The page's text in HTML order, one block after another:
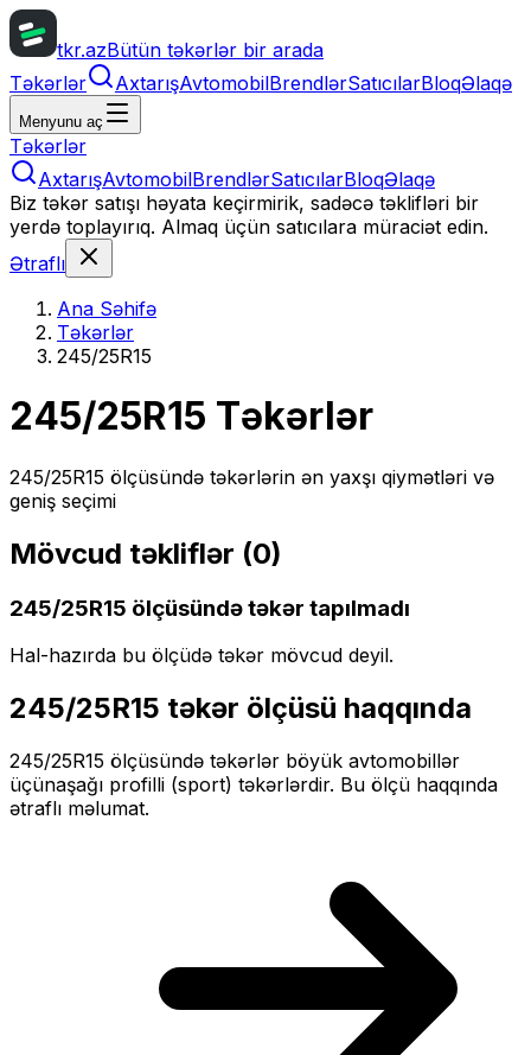
tkr.azBütün təkərlər bir arada
Təkərlər
AxtarışAvtomobilBrendlərSatıcılarBloqƏlaqə
Menyunu aç
Təkərlər
AxtarışAvtomobilBrendlərSatıcılarBloqƏlaqə
Biz təkər satışı həyata keçirmirik, sadəcə təklifləri bir
yerdə toplayırıq. Almaq üçün satıcılara müraciət edin.
Ətraflı
Ana Səhifə
Təkərlər
245/25R15
245/25R15 Təkərlər
245/25R15 ölçüsündə təkərlərin ən yaxşı qiymətləri və
geniş seçimi
Mövcud təkliflər (0)
245/25R15 ölçüsündə təkər tapılmadı
Hal-hazırda bu ölçüdə təkər mövcud deyil.
245/25R15 təkər ölçüsü haqqında
245/25R15 ölçüsündə təkərlər böyük avtomobillər
üçünaşağı profilli (sport) təkərlərdir. Bu ölçü haqqında
ətraflı məlumat.